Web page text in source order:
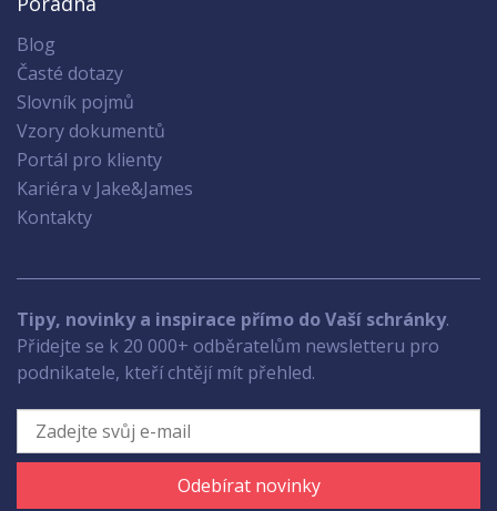
Blog
Časté dotazy
Slovník pojmů
Vzory dokumentů
Portál pro klienty
Kariéra v Jake&James
Kontakty
Tipy, novinky a inspirace přímo do Vaší schránky.
Přidejte se k 20 000+ odběratelům newsletteru pro
podnikatele, kteří chtějí mít přehled.
Odebírat novinky